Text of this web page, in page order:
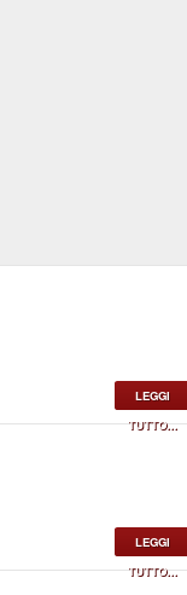
LEGGI
TUTTO...
LEGGI
TUTTO...